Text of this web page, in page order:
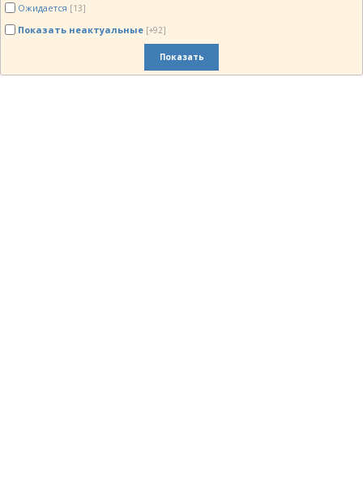
Ожидается [13]
Показать неактуальные [+92]
Показать